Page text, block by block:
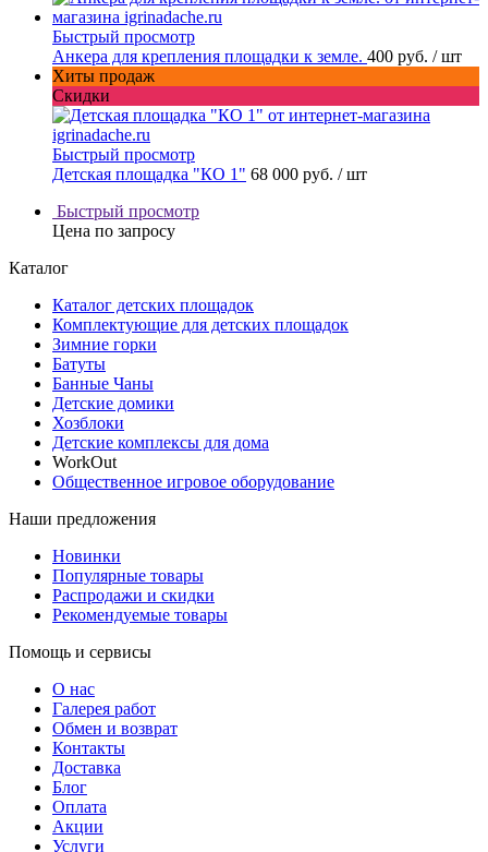
Быстрый просмотр
Анкера для крепления площадки к земле. 400 руб. / шт
Хиты продаж
Скидки
Быстрый просмотр
Детская площадка "КО 1" 68 000 руб. / шт
Быстрый просмотр
Цена по запросу
Каталог
Каталог детских площадок
Комплектующие для детских площадок
Зимние горки
Батуты
Банные Чаны
Детские домики
Хозблоки
Детские комплексы для дома
WorkOut
Общественное игровое оборудование
Наши предложения
Новинки
Популярные товары
Распродажи и скидки
Рекомендуемые товары
Помощь и сервисы
О нас
Галерея работ
Обмен и возврат
Контакты
Доставка
Блог
Оплата
Акции
Услуги